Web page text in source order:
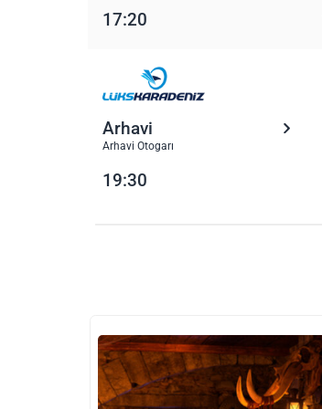
17:20
Arhavi
Arhavi Otogarı
19:30